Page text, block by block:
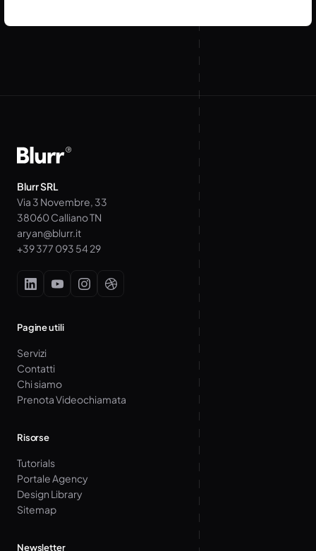
Blurr SRL
Via 3 Novembre, 33
38060 Calliano TN
aryan@blurr.it
+39 377 093 54 29
Pagine utili
Servizi
Contatti
Chi siamo
Prenota Videochiamata
Risorse
Tutorials
Portale Agency
Design Library
Sitemap
Newsletter